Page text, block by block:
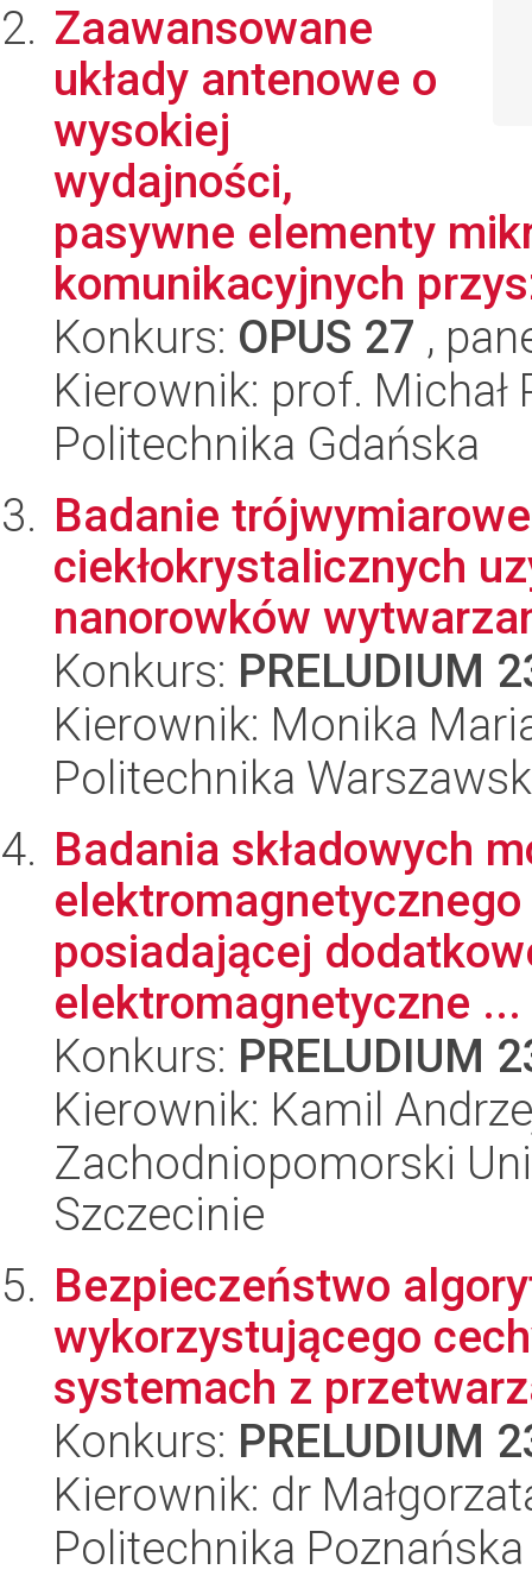
Zaawansowane
układy antenowe o
wysokiej
wydajności,
pasywne elementy
komunikacyjnych
Konkurs: OPUS 27 ,
Kierownik: prof.
Politechnika Gdańska
Badanie
ciekłokrystalicznych
nanorowków
Konkurs: PRELUDIUM
Kierownik: Monika
Politechnika
Badania składowych
posiadającej
elektromagnetyczne ...
Konkurs: PRELUDIUM
Kierownik: Kamil
Zachodniopomorski
Szczecinie
Bezpieczeństwo
wykorzystującego
systemach z
Konkurs: PRELUDIUM
Kierownik: dr
Politechnika Poznańska